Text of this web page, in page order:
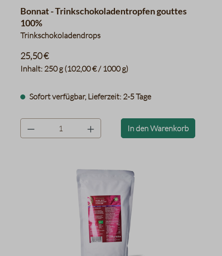
Durchschnittliche Bewertung von 5 von 5 Sternen
Bonnat - Trinkschokoladentropfen gouttes
100%
Trinkschokoladendrops
Inhalt: 250 g(102,00 € / 1000 g)
25,50 €
Sofort verfügbar, Lieferzeit: 2-5 Tage
product.quantityLabel In den Warenkorb